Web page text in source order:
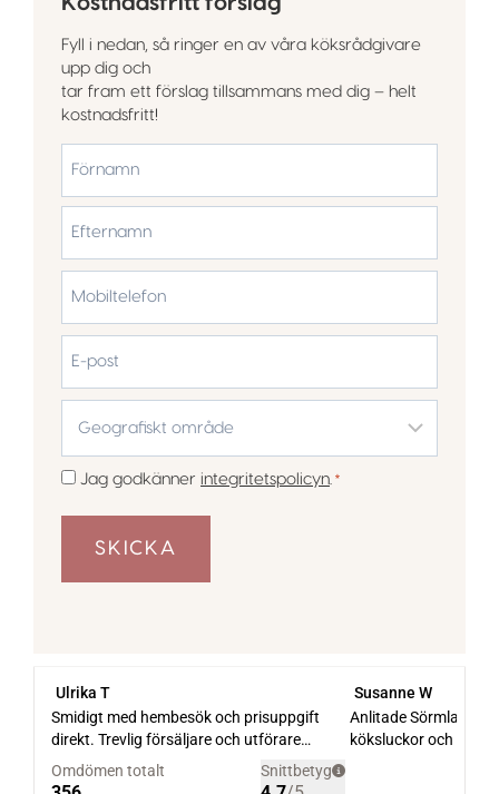
Fyll i nedan, så ringer en av våra köksrådgivare
upp dig och
tar fram ett förslag tillsammans med dig – helt
kostnadsfritt!
Efternamn
post
område
*
Samtycke
Jag godkänner integritetspolicyn. *